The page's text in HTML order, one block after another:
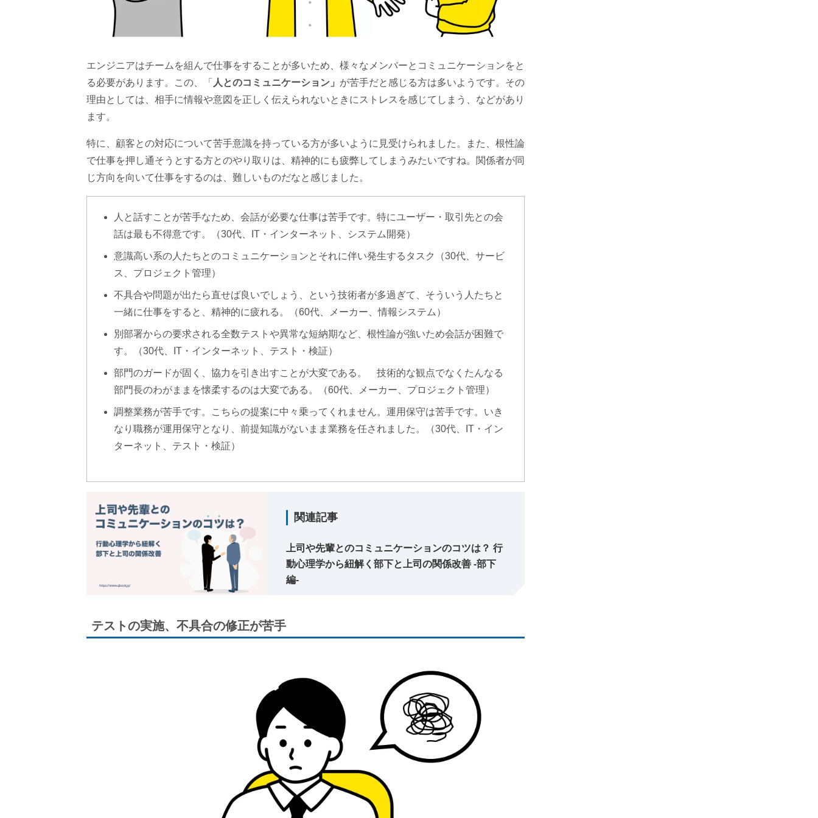
エンジニアはチームを組んで仕事をすることが多いため、様々なメンバーとコミュニケーションをと
る必要があります。この、「 人とのコミュニケーション」 が苦手だと感じる方は多いようです。その
理由としては、相手に情報や意図を正しく伝えられないときにストレスを感じてしまう、などがあり
ます。
特に、顧客との対応について苦手意識を持っている方が多いように見受けられました。また、根性論
で仕事を押し通そうとする方とのやり取りは、精神的にも疲弊してしまうみたいですね。関係者が同
じ方向を向いて仕事をするのは、難しいものだなと感じました。
人と話すことが苦手なため、会話が必要な仕事は苦手です。特にユーザー・取引先との会
話は最も不得意です。（30代、IT・インターネット、システム開発）
意識高い系の人たちとのコミュニケーションとそれに伴い発生するタスク（30代、サービ
ス、プロジェクト管理）
不具合や問題が出たら直せば良いでしょう、という技術者が多過ぎて、そういう人たちと
一緒に仕事をすると、精神的に疲れる。（60代、メーカー、情報システム）
別部署からの要求される全数テストや異常な短納期など、根性論が強いため会話が困難で
す。（30代、IT・インターネット、テスト・検証）
部門のガードが固く、協力を引き出すことが大変である。 技術的な観点でなくたんなる
部門長のわがままを懐柔するのは大変である。（60代、メーカー、プロジェクト管理）
調整業務が苦手です。こちらの提案に中々乗ってくれません。運用保守は苦手です。いき
なり職務が運用保守となり、前提知識がないまま業務を任されました。（30代、IT・イン
ターネット、テスト・検証）
関連記事
上司や先輩とのコミュニケーションのコツは？ 行
動心理学から紐解く部下と上司の関係改善 -部下
編-
テストの実施、不具合の修正が苦手